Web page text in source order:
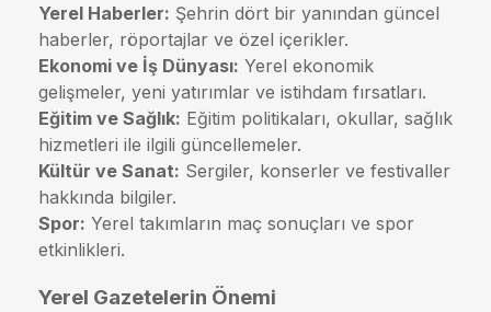
Yerel Haberler: Şehrin dört bir yanından güncel
haberler, röportajlar ve özel içerikler.
Ekonomi ve İş Dünyası: Yerel ekonomik
gelişmeler, yeni yatırımlar ve istihdam fırsatları.
Eğitim ve Sağlık: Eğitim politikaları, okullar, sağlık
hizmetleri ile ilgili güncellemeler.
Kültür ve Sanat: Sergiler, konserler ve festivaller
hakkında bilgiler.
Spor: Yerel takımların maç sonuçları ve spor
etkinlikleri.
Yerel Gazetelerin Önemi